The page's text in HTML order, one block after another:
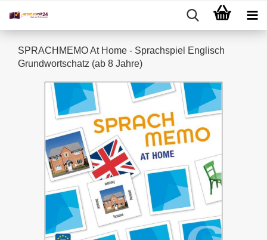
SPRACHMEMO At Home - Sprachspiel Englisch
Grundwortschatz (ab 8 Jahre)